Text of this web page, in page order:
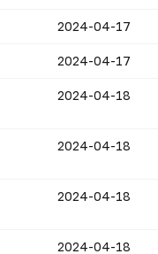
2024-04-17
2024-04-17
2024-04-18
2024-04-18
2024-04-18
2024-04-18